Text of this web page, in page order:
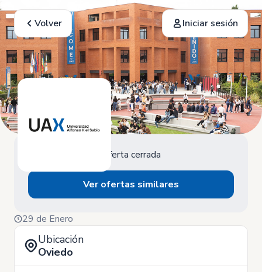
Volver Iniciar sesión
Oferta cerrada
Ver ofertas similares
29 de Enero
Ubicación
Oviedo